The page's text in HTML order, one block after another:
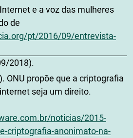
e a voz das mulheres
de
pt/2016/09/entrevista-
2018).
ONU propõe que a criptografia
seja um direito.
noticias/2015-
criptografia-anonimato-na-